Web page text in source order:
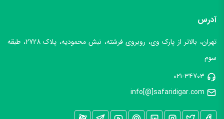
آدرس
سوم
info[@]safaridigar.com